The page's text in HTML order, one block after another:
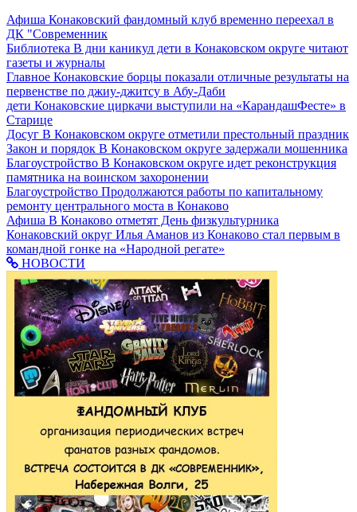
Афиша Конаковский фандомный клуб временно переехал в
ДК "Современник
Библиотека В дни каникул дети в Конаковском округе читают
газеты и журналы
Главное Конаковские борцы показали отличные результаты на
первенстве по джиу-джитсу в Абу-Даби
дети Конаковские циркачи выступили на «КарандашФесте» в
Старице
Досуг В Конаковском округе отметили престольный праздник
Закон и порядок В Конаковском округе задержали мошенника
Благоустройство В Конаковском округе идет реконструкция
памятника на воинском захоронении
Благоустройство Продолжаются работы по капитальному
ремонту центрального моста в Конаково
Афиша В Конаково отметят День физкультурника
Конаковский округ Илья Аманов из Конаково стал первым в
командной гонке на «Народной регате»
НОВОСТИ